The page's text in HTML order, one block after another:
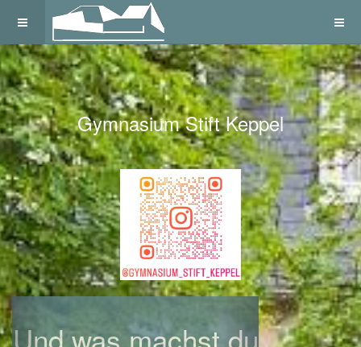
Gymnasium Stift Keppel
Und was machst du
Next